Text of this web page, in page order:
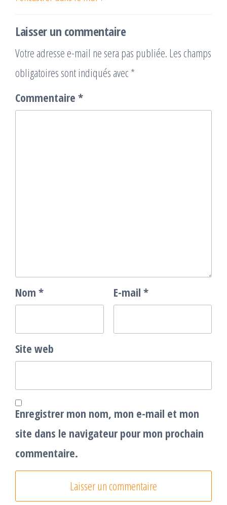
Laisser un commentaire
Votre adresse e-mail ne sera pas publiée. Les champs
obligatoires sont indiqués avec *
Commentaire *
Nom * E-mail *
Site web
Enregistrer mon nom, mon e-mail et mon
site dans le navigateur pour mon prochain
commentaire.